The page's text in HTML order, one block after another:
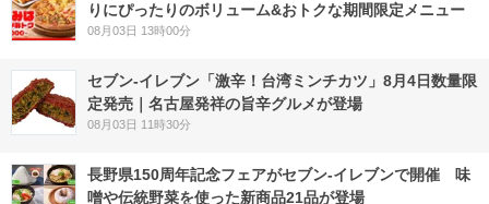
りにぴったりのボリューム&おトクな期間限定メニュー
08月03日 13時00分
セブン-イレブン「激辛！台湾ミンチカツ」8月4日数量限
定発売｜名古屋発祥の旨辛グルメが登場
08月03日 11時30分
長野県150周年記念フェアがセブン-イレブンで開催 味
噌や伝統野菜を使った新商品21品が登場